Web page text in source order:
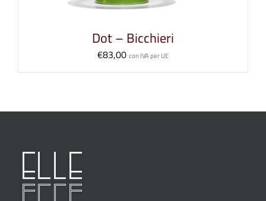
Dot – Bicchieri
€83,00 con IVA per UE